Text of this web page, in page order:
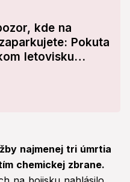
kde na
Pokuta
letovisku
najmenej tri úmrtia
chemickej zbrane.